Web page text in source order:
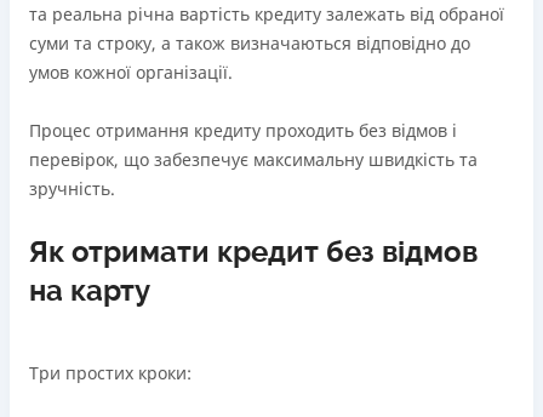
та реальна річна вартість кредиту залежать від обраної
суми та строку, а також визначаються відповідно до
умов кожної організації.
Процес отримання кредиту проходить без відмов і
перевірок, що забезпечує максимальну швидкість та
зручність.
Як отримати кредит без відмов
на карту
Три простих кроки: